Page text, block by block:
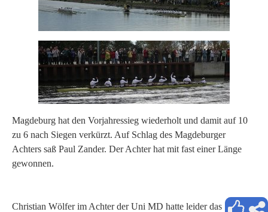
Magdeburg hat den Vorjahressieg wiederholt und damit auf 10
zu 6 nach Siegen verkürzt. Auf Schlag des Magdeburger
Achters saß Paul Zander. Der Achter hat mit fast einer Länge
gewonnen.
Christian Wölfer im Achter der Uni MD hatte leider das